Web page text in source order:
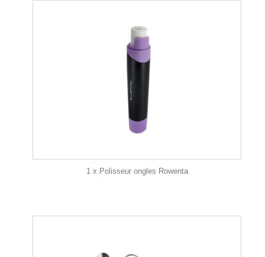
1 x Polisseur ongles Rowenta